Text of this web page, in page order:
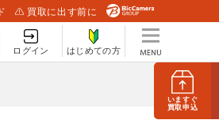
いますぐ
買取申込
買取に出す前に
ログイン はじめての方